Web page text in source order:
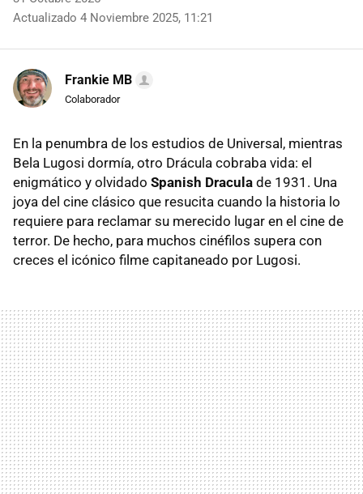
Actualizado 4 Noviembre 2025, 11:21
Frankie MB
Colaborador
En la penumbra de los estudios de Universal, mientras
Bela Lugosi dormía, otro Drácula cobraba vida: el
enigmático y olvidado Spanish Dracula de 1931. Una
joya del cine clásico que resucita cuando la historia lo
requiere para reclamar su merecido lugar en el cine de
terror. De hecho, para muchos cinéfilos supera con
creces el icónico filme capitaneado por Lugosi.